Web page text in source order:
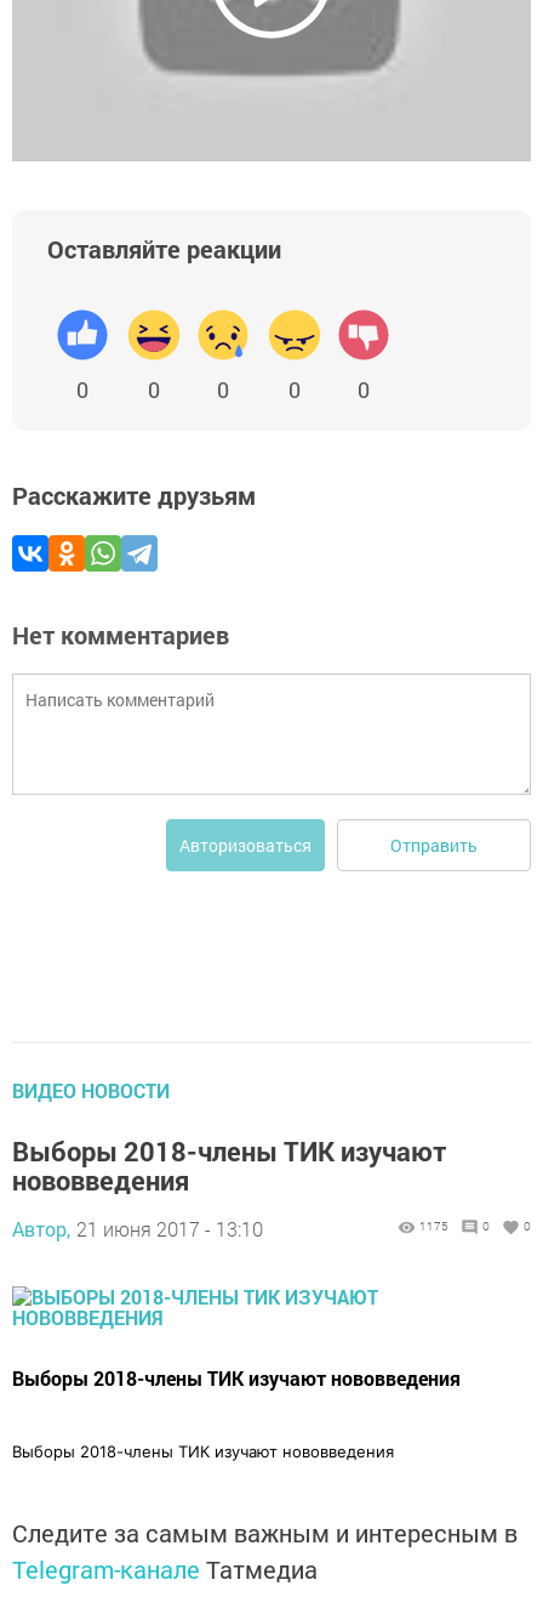
Оставляйте реакции
0 0 0 0 0
Расскажите друзьям
Нет комментариев
Авторизоваться Отправить
ВИДЕО НОВОСТИ
Выборы 2018-члены ТИК изучают
нововведения
Автор, 21 июня 2017 - 13:10 1175 0 0
Выборы 2018-члены ТИК изучают нововведения
Выборы 2018-члены ТИК изучают нововведения
Следите за самым важным и интересным в
Telegram-канале Татмедиа